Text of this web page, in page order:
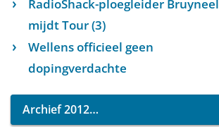
RadioShack-ploegleider Bruyneel
mijdt Tour (3)
Wellens officieel geen
dopingverdachte
Archief 2012